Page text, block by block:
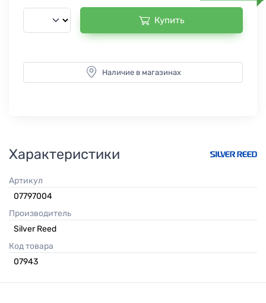
Купить
Наличие в магазинах
Характеристики
Артикул
07797004
Производитель
Silver Reed
Код товара
07943